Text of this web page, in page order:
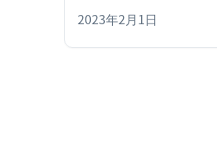
きるようにします。
2023年2月1日